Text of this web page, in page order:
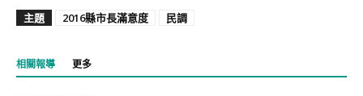
主題 2016縣市長滿意度 民調
相關報導 更多